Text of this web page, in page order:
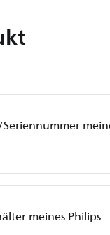
meines Philips